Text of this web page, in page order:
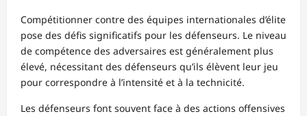
Compétitionner contre des équipes internationales d’élite
pose des défis significatifs pour les défenseurs. Le niveau
de compétence des adversaires est généralement plus
élevé, nécessitant des défenseurs qu’ils élèvent leur jeu
pour correspondre à l’intensité et à la technicité.
Les défenseurs font souvent face à des actions offensives